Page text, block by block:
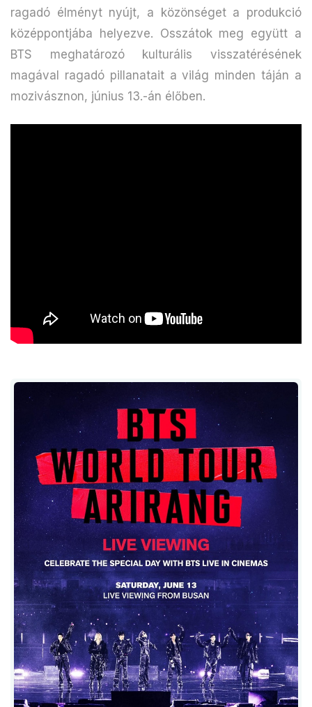
ragadó élményt nyújt, a közönséget a produkció
középpontjába helyezve. Osszátok meg együtt a
BTS meghatározó kulturális visszatérésének
magával ragadó pillanatait a világ minden táján a
mozivásznon, június 13.-án élőben.